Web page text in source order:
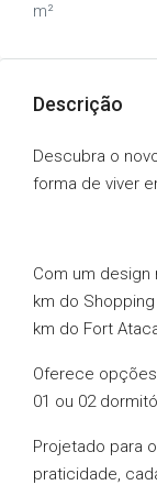
m²
Descrição
Descubra o
forma de viver
Com um design
km do Shopping
km do Fort
Oferece
01 ou 02
Projetado para
praticidade,